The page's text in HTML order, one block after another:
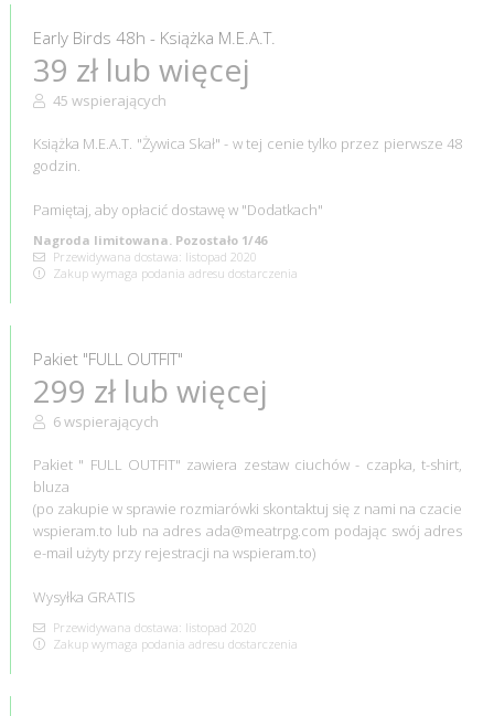
Early Birds 48h - Książka M.E.A.T.
39 zł lub więcej
45 wspierających
Książka M.E.A.T. "Żywica Skał" - w tej cenie tylko przez pierwsze 48
godzin.
Pamiętaj, aby opłacić dostawę w "Dodatkach"
Nagroda limitowana. Pozostało 1/46
Przewidywana dostawa: listopad 2020
Zakup wymaga podania adresu dostarczenia
Pakiet "FULL OUTFIT"
299 zł lub więcej
6 wspierających
Pakiet " FULL OUTFIT" zawiera zestaw ciuchów - czapka, t-shirt,
bluza
(po zakupie w sprawie rozmiarówki skontaktuj się z nami na czacie
wspieram.to lub na adres ada@meatrpg.com podając swój adres
e-mail użyty przy rejestracji na wspieram.to)
Wysyłka GRATIS
Przewidywana dostawa: listopad 2020
Zakup wymaga podania adresu dostarczenia